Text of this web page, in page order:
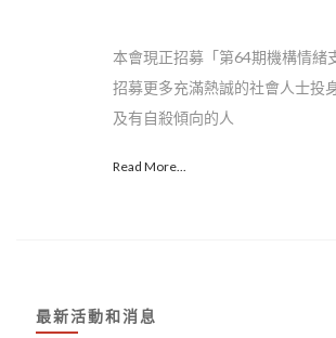
本會現正招募「第64期機構情緒
招募更多充滿熱誠的社會人士投
及有自殺傾向的人
Read More...
最新活動和消息